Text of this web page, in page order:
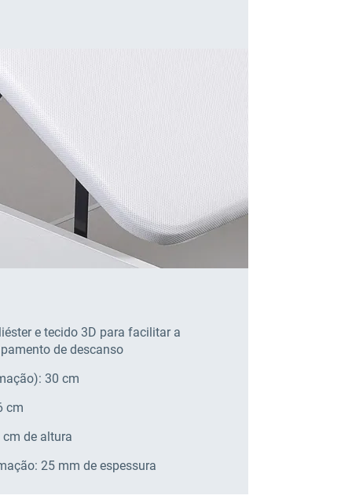
e tecido 3D para facilitar a
de descanso
30 cm
cm
de altura
25 mm de espessura